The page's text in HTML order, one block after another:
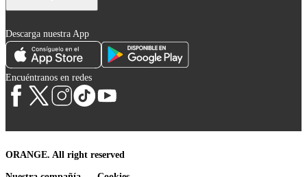
Descarga nuestra App
Encuéntranos en redes
ORANGE. All right reserved